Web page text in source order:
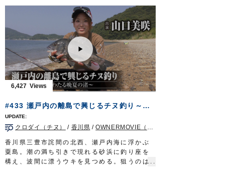
おります。
ルアーパラダイス九州TV TVQ九州放送 毎
週土曜日 朝5時30分～6時放送
OWNERMOVIEhttp://ownertv.jp/
オーナーばりwebsite
http://www.owner.co.jp
ルアーパラダイス九州オンライン
http://lurepara.tsuribito.co.jp/
のは、この時期、接岸するシロザケ。日本人
に馴染み深い魚は食味抜群な上にパワフルな
ファイトを堪能できる季節限定のターゲット
だ。
噴火湾の風物詩、秋味釣りに挑むのは田邉共
継さん。札幌の大手釣具店に３０年以上勤
め、この夏、第二の人生を歩み始めた。
遡上を前にしたシロザケは警戒心が強く、滅
多に口を使わない。一筋縄ではいかない旬の
魚に熟練の釣技を駆使し迫りゆく。
ロッド：アキアジ専用ロッド 13ft
リール：中型スピニングリール
メインライン：PE 2号
リーダー：フロロ 8号
ウキ：アキアジフロート LL
スプーン：アキアジスプーン 45g
ルアー：タコベイト 2号
6,427
#433 瀬戸内の離島で興じるチヌ釣り～潮風わたる晩夏の渚～
クロダイ（チヌ） / 香川県 /OWNERMOVIE（夢釣行）
香川県三豊市詫間の北西、瀬戸内海に浮かぶ
粟島。潮の満ち引きで現れる砂浜に釣り座を
構え、波間に漂うウキを見つめる。狙うのは